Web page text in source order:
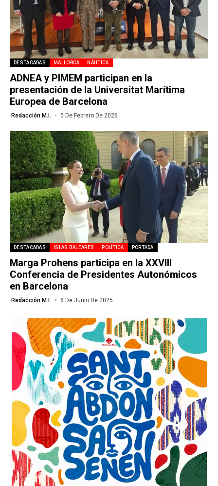
DESTACADAS MALLORCA NÁUTICA
ADNEA y PIMEM participan en la
presentación de la Universitat Marítima
Europea de Barcelona
Redacción M.I. 5 De Febrero De 2026
DESTACADAS ISLAS BALEARES POLÍTICA PORTADA
Marga Prohens participa en la XXVIII
Conferencia de Presidentes Autonómicos
en Barcelona
Redacción M.I. 6 De Junio De 2025